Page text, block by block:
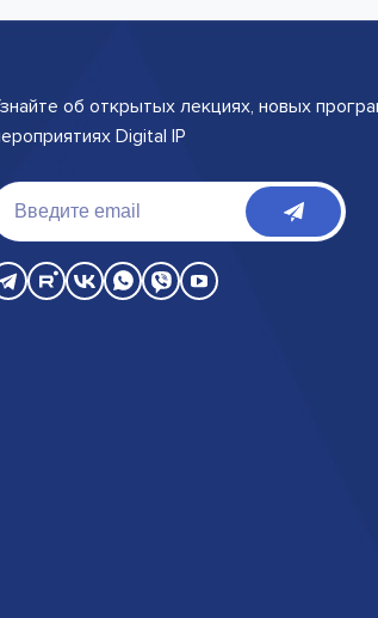
об открытых лекциях, новых
Digital IP